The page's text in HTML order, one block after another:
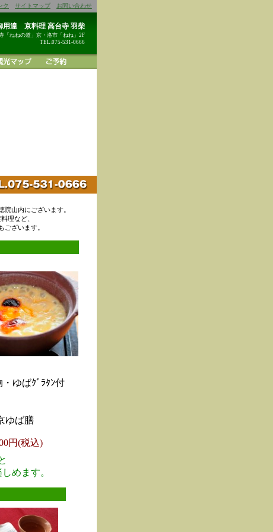
ク サイトマップ お問い合わせ
用達 京料理 高台寺 羽柴
「ねねの道」京・洛市「ねね」2F
TEL.075-531-0666
山内にございます。
理など、
ざいます。
・ゆばｸﾞﾗﾀﾝ付
ゆば膳
円(税込)
めます。